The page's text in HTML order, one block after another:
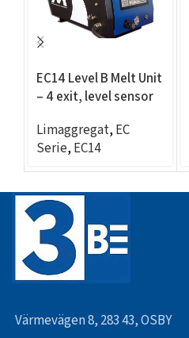
EC14 Level B Melt Unit
– 4 exit, level sensor
Limaggregat, EC
Serie, EC14
Värmevägen 8, 283 43, OSBY